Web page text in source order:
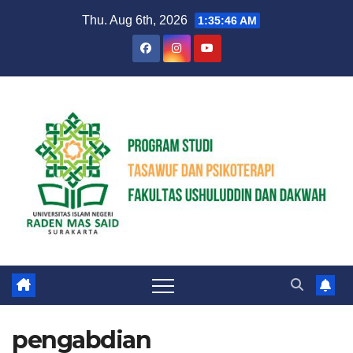
Thu. Aug 6th, 2026 1:35:46 AM
pengabdian